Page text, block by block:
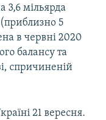
3,6 мільярда
5
в червні 2020
балансу та
спричиненій
21 вересня.